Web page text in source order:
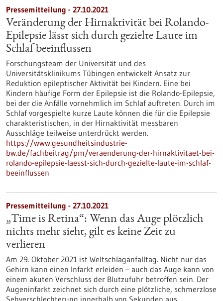
Pressemitteilung - 27.10.2021
Veränderung der Hirnaktivität bei Rolando-
Epilepsie lässt sich durch gezielte Laute im
Schlaf beeinflussen
Forschungsteam der Universität und des
Universitätsklinikums Tübingen entwickelt Ansatz zur
Reduktion epileptischer Aktivität bei Kindern. Eine bei
Kindern häufige Form der Epilepsie ist die Rolando-Epilepsie,
bei der die Anfälle vornehmlich im Schlaf auftreten. Durch im
Schlaf vorgespielte kurze Laute können die für die Epilepsie
charakteristischen, in der Hirnaktivität messbaren
Ausschläge teilweise unterdrückt werden.
https://www.gesundheitsindustrie-
bw.de/fachbeitrag/pm/veraenderung-der-hirnaktivitaet-bei-
rolando-epilepsie-laesst-sich-durch-gezielte-laute-im-schlaf-
beeinflussen
Pressemitteilung - 27.10.2021
„Time is Retina“: Wenn das Auge plötzlich
nichts mehr sieht, gilt es keine Zeit zu
verlieren
Am 29. Oktober 2021 ist Weltschlaganfalltag. Nicht nur das
Gehirn kann einen Infarkt erleiden – auch das Auge kann von
einem akuten Verschluss der Blutzufuhr betroffen sein. Der
Augeninfarkt zeichnet sich durch eine plötzliche, schmerzlose
Sehverschlechterung innerhalb von Sekunden aus.